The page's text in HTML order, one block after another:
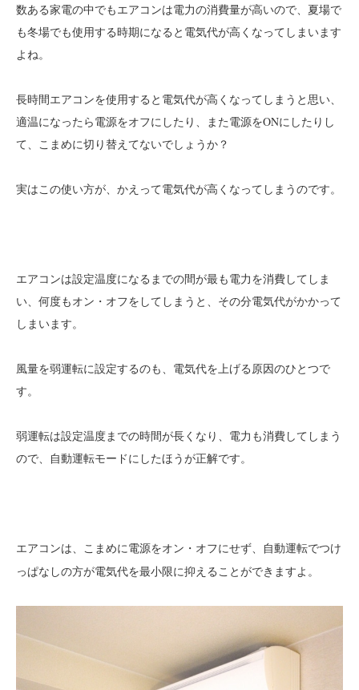
数ある家電の中でもエアコンは電力の消費量が高いので、夏場で
も冬場でも使用する時期になると電気代が高くなってしまいます
よね。
長時間エアコンを使用すると電気代が高くなってしまうと思い、
適温になったら電源をオフにしたり、また電源をONにしたりし
て、こまめに切り替えてないでしょうか？
実はこの使い方が、かえって電気代が高くなってしまうのです。
エアコンは設定温度になるまでの間が最も電力を消費してしま
い、何度もオン・オフをしてしまうと、その分電気代がかかって
しまいます。
風量を弱運転に設定するのも、電気代を上げる原因のひとつで
す。
弱運転は設定温度までの時間が長くなり、電力も消費してしまう
ので、自動運転モードにしたほうが正解です。
エアコンは、こまめに電源をオン・オフにせず、
自動運転でつけ
っぱなしの方が電気代を最小限に抑えることができますよ。